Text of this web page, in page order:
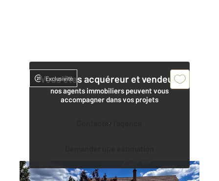
Vous êtes acquéreur et vendeur,
nos agents immobiliers peuvent vous
accompagner dans vos projets
Contacter l'agence
Demander une estimation
Exclusivité
PRINGY 77